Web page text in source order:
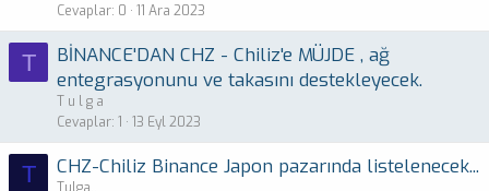
Cevaplar 0 11 Ara 2023
T
BİNANCE'DAN CHZ - Chiliz'e MÜJDE , ağ
entegrasyonunu ve takasını destekleyecek.
T u l g a
Cevaplar 1 13 Eyl 2023
T CHZ-Chiliz Binance Japon pazarında listelenecek...